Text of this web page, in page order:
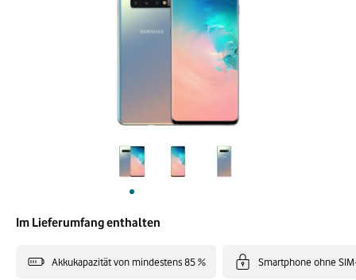
Im Lieferumfang enthalten
Akkukapazität von mindestens 85 % Smartphone ohne